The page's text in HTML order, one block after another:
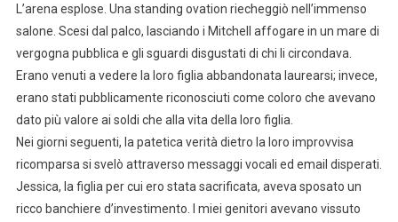
L’arena esplose. Una standing ovation riecheggiò nell’immenso
salone. Scesi dal palco, lasciando i Mitchell affogare in un mare di
vergogna pubblica e gli sguardi disgustati di chi li circondava.
Erano venuti a vedere la loro figlia abbandonata laurearsi; invece,
erano stati pubblicamente riconosciuti come coloro che avevano
dato più valore ai soldi che alla vita della loro figlia.
Nei giorni seguenti, la patetica verità dietro la loro improvvisa
ricomparsa si svelò attraverso messaggi vocali ed email disperati.
Jessica, la figlia per cui ero stata sacrificata, aveva sposato un
ricco banchiere d’investimento. I miei genitori avevano vissuto